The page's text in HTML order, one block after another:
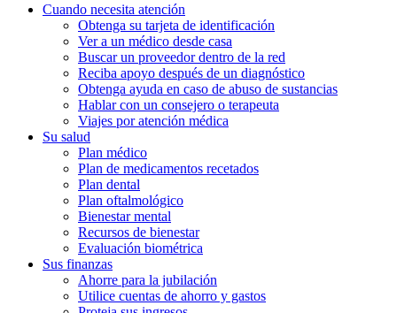
Cuando necesita atención
Obtenga su tarjeta de identificación
Ver a un médico desde casa
Buscar un proveedor dentro de la red
Reciba apoyo después de un diagnóstico
Obtenga ayuda en caso de abuso de sustancias
Hablar con un consejero o terapeuta
Viajes por atención médica
Su salud
Plan médico
Plan de medicamentos recetados
Plan dental
Plan oftalmológico
Bienestar mental
Recursos de bienestar
Evaluación biométrica
Sus finanzas
Ahorre para la jubilación
Utilice cuentas de ahorro y gastos